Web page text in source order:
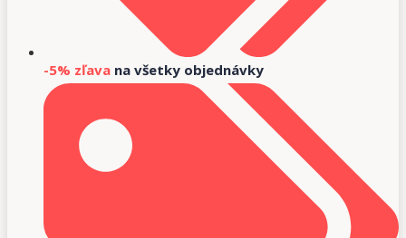
-5% zľava na všetky objednávky